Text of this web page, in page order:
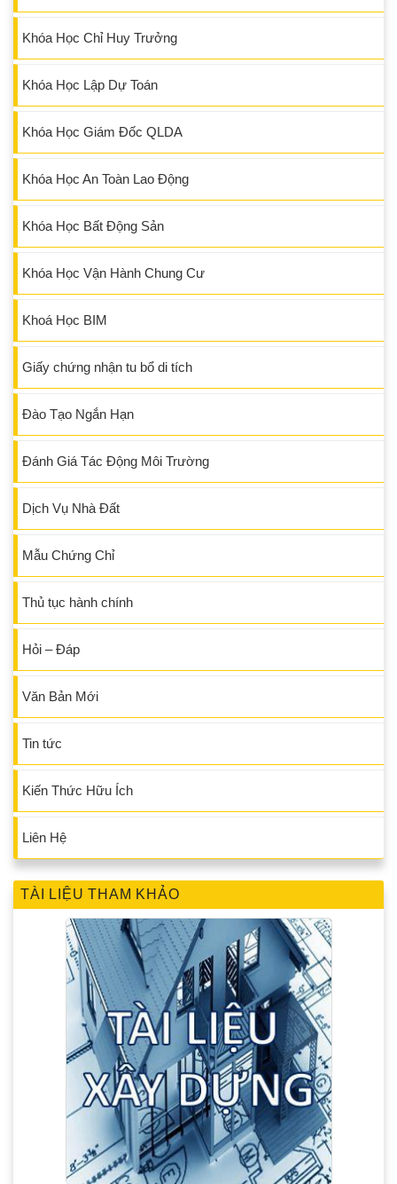
Khóa Học Chỉ Huy Trưởng
Khóa Học Lập Dự Toán
Khóa Học Giám Đốc QLDA
Khóa Học An Toàn Lao Động
Khóa Học Bất Động Sản
Khóa Học Vận Hành Chung Cư
Khoá Học BIM
Giấy chứng nhận tu bổ di tích
Đào Tạo Ngắn Hạn
Đánh Giá Tác Động Môi Trường
Dịch Vụ Nhà Đất
Mẫu Chứng Chỉ
Thủ tục hành chính
Hỏi – Đáp
Văn Bản Mới
Tin tức
Kiến Thức Hữu Ích
Liên Hệ
TÀI LIỆU THAM KHẢO